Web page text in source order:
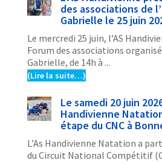
des associations de
Gabrielle le 25 juin
Le mercredi 25 juin, l’AS
Forum des associations
Gabrielle, de 14h à ...
(Lire la suite…)
Le samedi 20 juin
Handivienne
étape du CNC à
L’As Handivienne Natation a
du Circuit National Compétitif